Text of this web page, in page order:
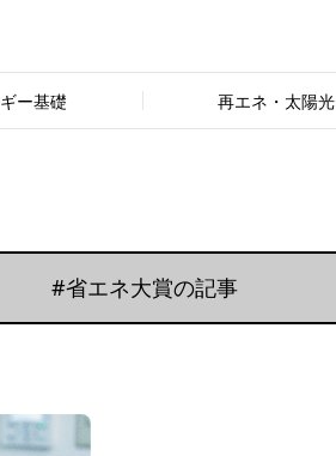
ー基礎 再エネ・太陽光
#省エネ大賞の記事